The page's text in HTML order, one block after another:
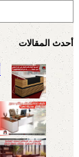
أحدث المقالات